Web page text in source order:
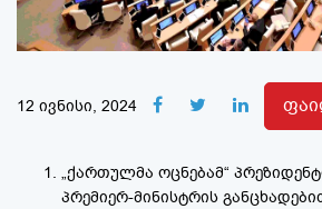
12 ივნისი, 2024
„ქართულმა ოცნებამ“
პრემიერ-მინისტრის